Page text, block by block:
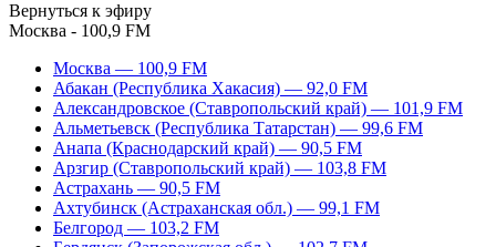
Вернуться к эфиру
Москва - 100,9 FM
Москва — 100,9 FM
Абакан (Республика Хакасия) — 92,0 FM
Александровское (Ставропольский край) — 101,9 FM
Альметьевск (Республика Татарстан) — 99,6 FM
Анапа (Краснодарский край) — 90,5 FM
Арзгир (Ставропольский край) — 103,8 FM
Астрахань — 90,5 FM
Ахтубинск (Астраханская обл.) — 99,1 FM
Белгород — 103,2 FM